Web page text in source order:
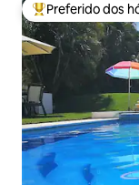
Entre os
Preferido dos